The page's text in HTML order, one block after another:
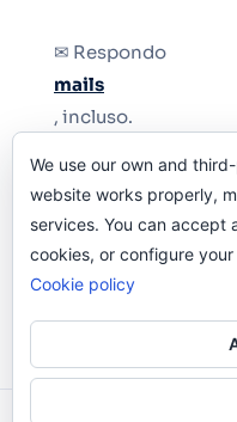
✉ Respondo
mails
, incluso.
Y si una persona
le quiten el
We use our own and
website works properly,
services. You can accept
cookies, or configure
Cookie policy